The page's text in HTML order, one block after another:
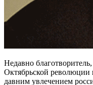
Недавно
Октябрьской революции
давним увлечением